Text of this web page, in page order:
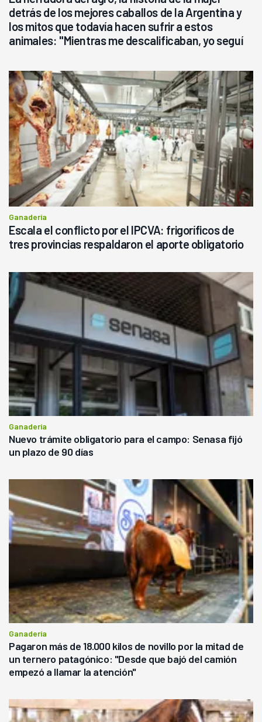
detrás de los mejores caballos de la Argentina y
los mitos que todavía hacen sufrir a estos
animales: "Mientras me descalificaban, yo seguí
Ganadería
Escala el conflicto por el IPCVA: frigoríficos de
tres provincias respaldaron el aporte obligatorio
Ganadería
Nuevo trámite obligatorio para el campo: Senasa fijó
un plazo de 90 días
Ganadería
Pagaron más de 18.000 kilos de novillo por la mitad de
un ternero patagónico: "Desde que bajó del camión
empezó a llamar la atención"